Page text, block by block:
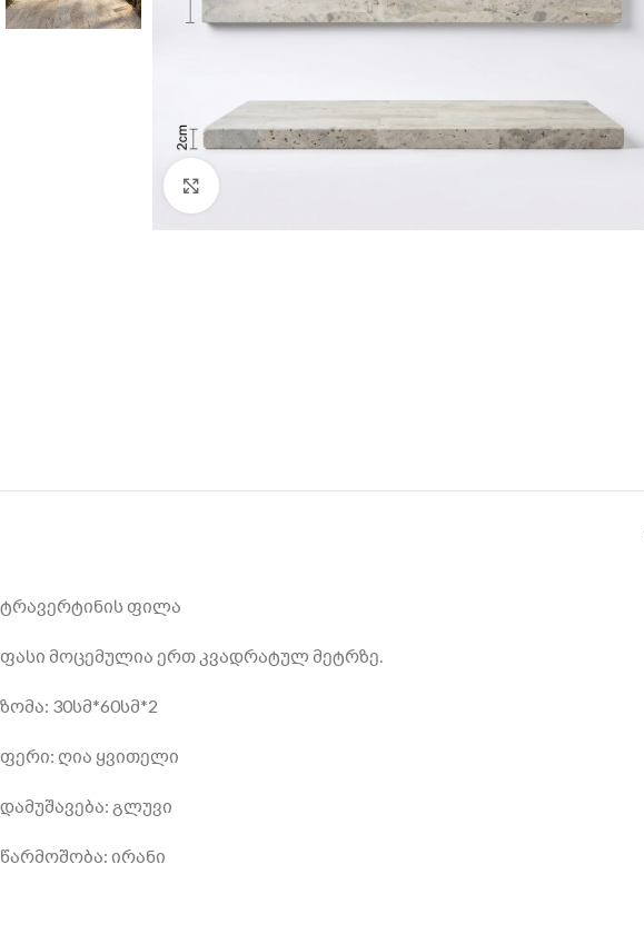
ტრავერტინის ფილა
ფასი მოცემულია ერთ კვადრატულ მეტრზე.
ზომა: 30სმ*60სმ*2
ფერი: ღია ყვითელი
დამუშავება: გლუვი
წარმოშობა: ირანი